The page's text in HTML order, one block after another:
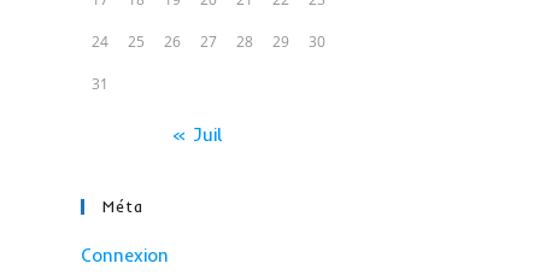
24 25 26 27 28 29 30
31
« Juil
Méta
Connexion